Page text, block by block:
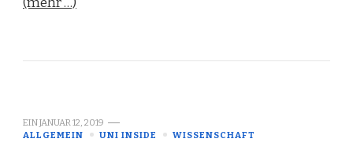
EINJANUAR 12, 2019
ALLGEMEIN
UNI INSIDE WISSENSCHAFT